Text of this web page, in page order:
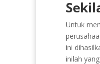
Untuk
ini
inilah